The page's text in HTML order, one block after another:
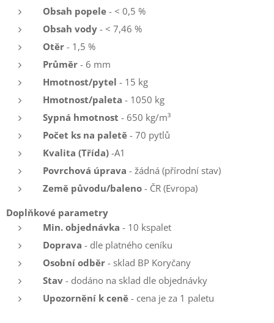
Obsah popele - < 0,5 %
Obsah vody - < 7,46 %
Otěr - 1,5 %
Průměr - 6 mm
Hmotnost/pytel - 15 kg
Hmotnost/paleta - 1050 kg
Sypná hmotnost - 650 kg/m³
Počet ks na paletě - 70 pytlů
Kvalita (Třída) -A1
Povrchová úprava - žádná (přírodní stav)
Země původu/baleno - ČR (Evropa)
Doplňkové parametry
Min. objednávka - 10 kspalet
Doprava - dle platného ceníku
Osobní odběr - sklad BP Koryčany
Stav - dodáno na sklad dle objednávky
Upozornění k ceně - cena je za 1 paletu